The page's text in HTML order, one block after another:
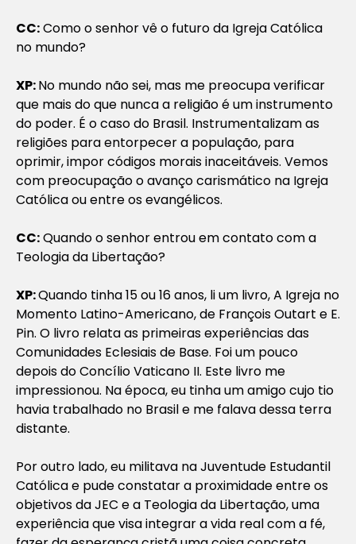
CC:Como o senhor vê o futuro da Igreja Católica
no mundo?
XP:No mundo não sei, mas me preocupa verificar
que mais do que nunca a religião é um instrumento
do poder. É o caso do Brasil. Instrumentalizam as
religiões para entorpecer a população, para
oprimir, impor códigos morais inaceitáveis. Vemos
com preocupação o avanço carismático na Igreja
Católica ou entre os evangélicos.
CC:Quando o senhor entrou em contato com a
Teologia da Libertação?
XP:Quando tinha 15 ou 16 anos, li um livro,A Igreja no
Momento Latino-Americano, de François Outart e E.
Pin. O livro relata as primeiras experiências das
Comunidades Eclesiais de Base. Foi um pouco
depois do Concílio Vaticano II. Este livro me
impressionou. Na época, eu tinha um amigo cujo tio
havia trabalhado no Brasil e me falava dessa terra
distante.
Por outro lado, eu militava na Juventude Estudantil
Católica e pude constatar a proximidade entre os
objetivos da JEC e a Teologia da Libertação, uma
experiência que visa integrar a vida real com a fé,